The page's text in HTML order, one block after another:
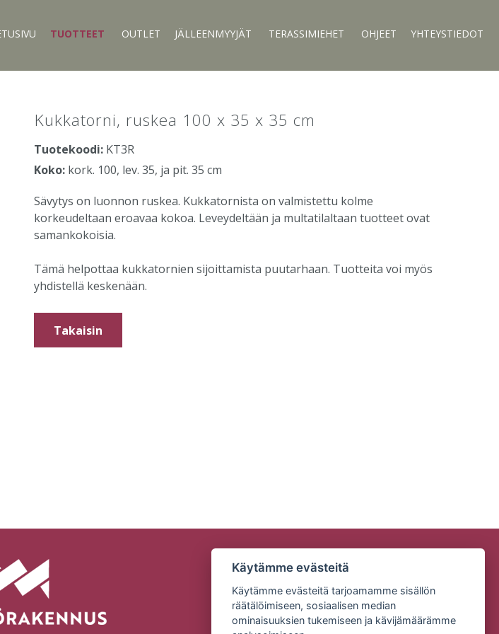
TUOTTEET OUTLET JÄLLEENMYYJÄT TERASSIMIEHET OHJEET YHTEYSTIEDOT
Kukkatorni, ruskea 100 x 35 x 35 cm
Tuotekoodi: KT3R
Koko: kork. 100, lev. 35, ja pit. 35 cm
Sävytys on luonnon ruskea. Kukkatornista on valmistettu kolme
korkeudeltaan eroavaa kokoa. Leveydeltään ja multatilaltaan tuotteet ovat
samankokoisia.
Tämä helpottaa kukkatornien sijoittamista puutarhaan. Tuotteita voi myös
yhdistellä keskenään.
Takaisin
Käytämme evästeitä
Käytämme evästeitä tarjoamamme sisällön
räätälöimiseen, sosiaalisen median
ominaisuuksien tukemiseen ja kävijämäärämme